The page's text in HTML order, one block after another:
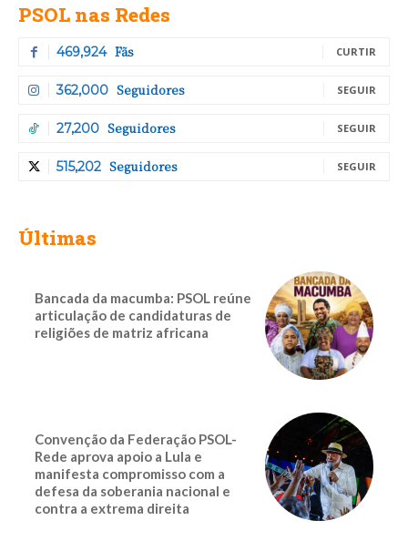
PSOL nas Redes
469,924 Fãs CURTIR
362,000 Seguidores SEGUIR
27,200 Seguidores SEGUIR
515,202 Seguidores SEGUIR
Últimas
Bancada da macumba: PSOL reúne
articulação de candidaturas de
religiões de matriz africana
Convenção da Federação PSOL-
Rede aprova apoio a Lula e
manifesta compromisso com a
defesa da soberania nacional e
contra a extrema direita